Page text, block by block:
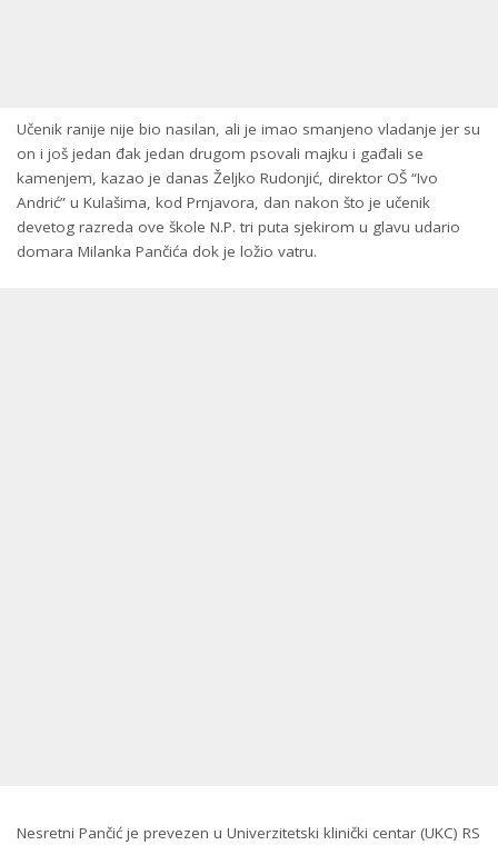
Učenik ranije nije bio nasilan, ali je imao smanjeno vladanje jer su
on i još jedan đak jedan drugom psovali majku i gađali se
kamenjem, kazao je danas Željko Rudonjić, direktor OŠ “Ivo
Andrić” u Kulašima, kod Prnjavora, dan nakon što je učenik
devetog razreda ove škole N.P. tri puta sjekirom u glavu udario
domara Milanka Pančića dok je ložio vatru.
Nesretni Pančić je prevezen u Univerzitetski klinički centar (UKC) RS